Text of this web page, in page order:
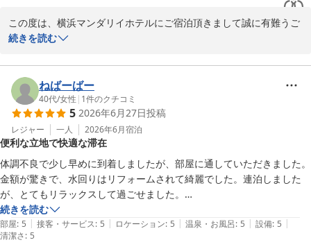
この度は、横浜マンダリイホテルにご宿泊頂きまして誠に有難うご
ざいました。
是非、横浜散策の拠点としてご活用いただければ幸いでございま
す。
お客様に再度リピートしていただける魅力のあるホテルを目指して
精進して参ります。
また機会がございましたら是非当館のご利用をお願いいたします。
この度はお忙しい中ご投稿を頂きまして誠に有難うございました。
横浜マンダリンホテル
フロント
横浜マンダリンホテル
2026-07-01
続きを読む
ねばーばー
40代/女性 | 1件のクチコミ
5 2026年6月27日投稿
レジャー 一人 2026年6月宿泊
便利な立地で快適な滞在
体調不良で少し早めに到着しましたが、部屋に通していただきました。
金額が驚きで、水回りはリフォームされて綺麗でした。連泊しました
が、とてもリラックスして過ごせました。
JRも地下鉄も近く、周りには店がなんでもあるので便利です。みなとみ
らいも近いです。
朝食ビュッフェ利用しなくてもまわりのお店で事足りました。
続きを読む
部屋: 5 | 接客・サービス: 5 | ロケーション: 5 | 温泉・お風呂: 5 | 設備: 5 |
清潔さ: 5